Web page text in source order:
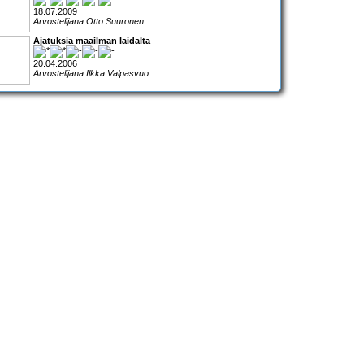
18.07.2009
Arvostelijana Otto Suuronen
Ajatuksia maailman laidalta
20.04.2006
Arvostelijana Ilkka Valpasvuo